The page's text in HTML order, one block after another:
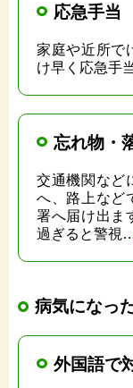
応急手当
家庭や近所で
け早く応急手
忘れ物・
交通機関など
へ、路上など
署へ届け出ま
過ぎると警視
病気になっ
外国語で